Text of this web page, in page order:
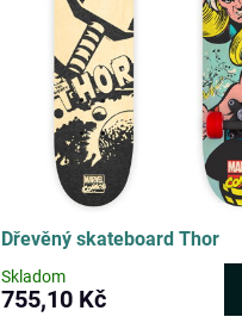
Dřevěný skateboard Thor
Skladom
755,10 Kč